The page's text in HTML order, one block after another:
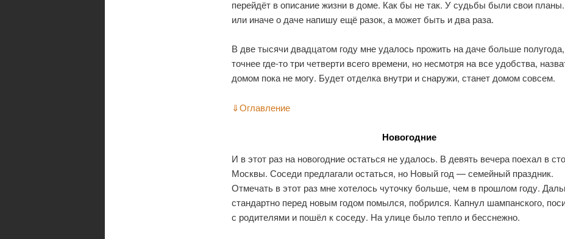
перейдёт в описание жизни в доме. Как бы не так. У судьбы были свои
или иначе о даче напишу ещё разок, а может быть и два раза.
В две тысячи двадцатом году мне удалось прожить на даче больше полугода,
точнее где-то три четверти всего времени, но несмотря на все удобства,
домом пока не могу. Будет отделка внутри и снаружи, станет домом совсем.
⇓Оглавление
Новогодние
И в этот раз на новогодние остаться не удалось. В девять вечера поехал в
Москвы. Соседи предлагали остаться, но Новый год — семейный праздник.
Отмечать в этот раз мне хотелось чуточку больше, чем в прошлом году.
стандартно перед новым годом помылся, побрился. Капнул шампанского,
с родителями и пошёл к соседу. На улице было тепло и бесснежно.